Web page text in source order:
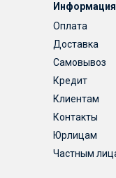
Информация
Оплата
Доставка
Самовывоз
Кредит
Клиентам
Контакты
Юрлицам
Частным